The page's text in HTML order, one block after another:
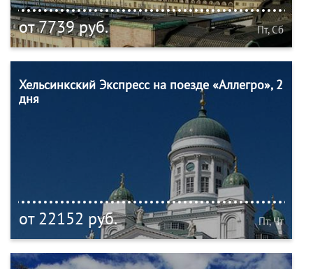
от 7739 руб. Пт, Сб
Хельсинкский Экспресс на поезде «Аллегро», 2
дня
от 22152 руб. Пт, Чт